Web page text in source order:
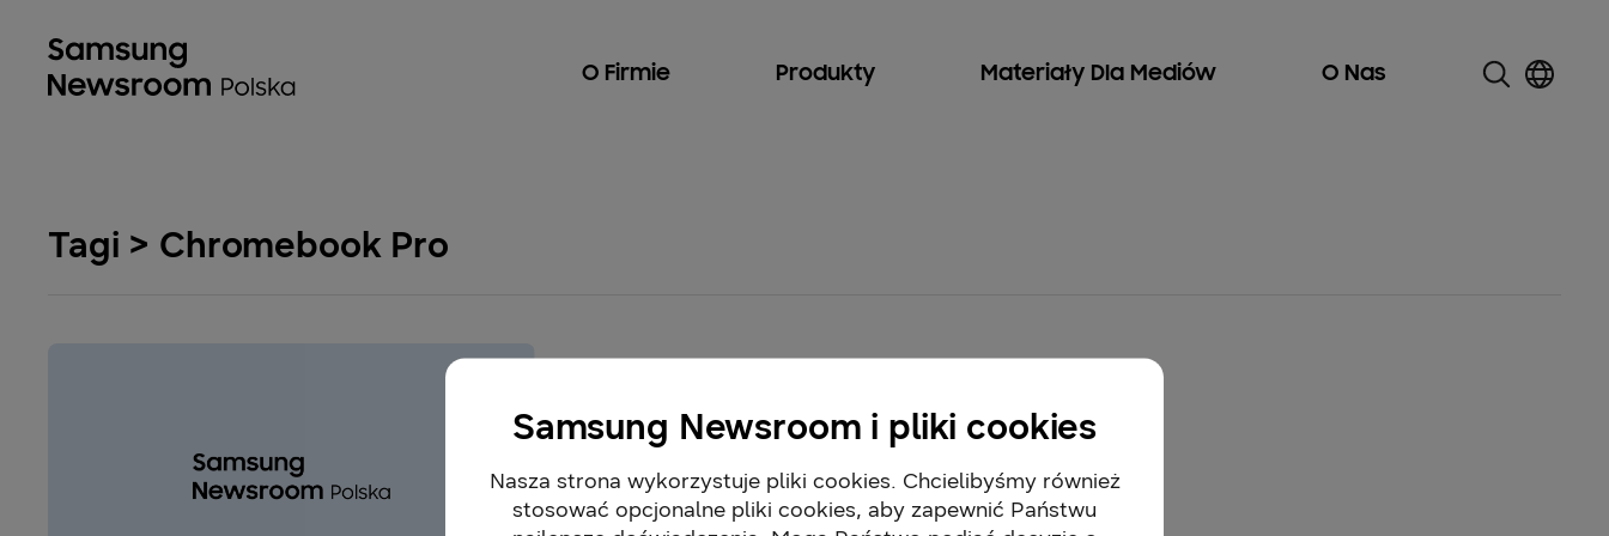
O Firmie Produkty Materiały Dla Mediów O Nas
Tagi > Chromebook Pro
Samsung Newsroom i pliki cookies
Nasza strona wykorzystuje pliki cookies. Chcielibyśmy również
stosować opcjonalne pliki cookies, aby zapewnić Państwu